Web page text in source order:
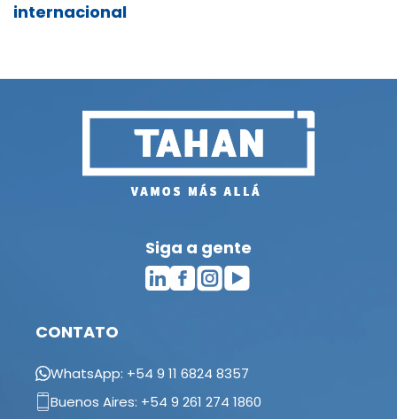
internacional
Siga a gente
CONTATO
WhatsApp: +54 9 11 6824 8357
Buenos Aires: +54 9 261 274 1860